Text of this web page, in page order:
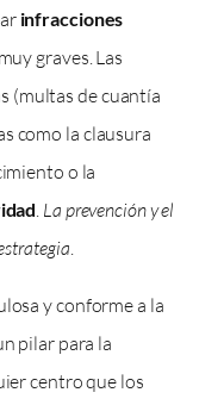
infracciones
graves. Las
(multas de cuantía
como la clausura
o la
La prevención y el
y conforme a la
pilar para la
centro que los